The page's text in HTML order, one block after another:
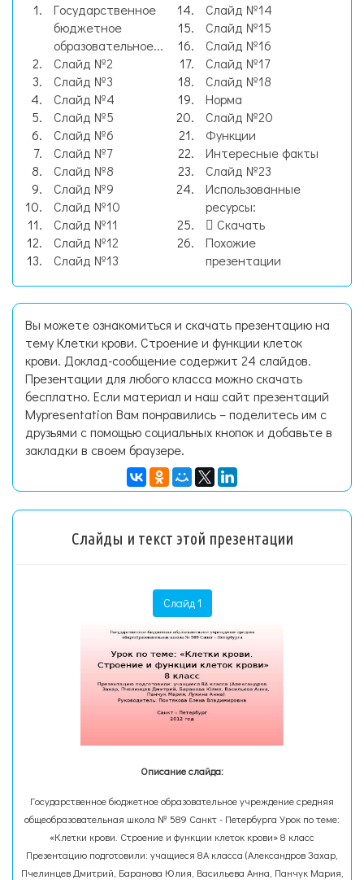
Государственное
бюджетное
образовательное...
Слайд №2
Слайд №3
Слайд №4
Слайд №5
Слайд №6
Слайд №7
Слайд №8
Слайд №9
Слайд №10
Слайд №11
Слайд №12
Слайд №13
Слайд №14
Слайд №15
Слайд №16
Слайд №17
Слайд №18
Норма
Слайд №20
Функции
Интересные факты
Слайд №23
Использованные
ресурсы:
Скачать
Похожие
презентации
Вы можете ознакомиться и скачать презентацию на
тему Клетки крови. Строение и функции клеток
крови. Доклад-сообщение содержит 24 слайдов.
Презентации для любого класса можно скачать
бесплатно. Если материал и наш сайт презентаций
Mypresentation Вам понравились – поделитесь им с
друзьями с помощью социальных кнопок и добавьте в
закладки в своем браузере.
Слайды и текст этой презентации
Слайд 1
Описание слайда:
Государственное бюджетное образовательное учреждение средняя
общеобразовательная школа № 589 Санкт - Петербурга Урок по теме:
«Клетки крови. Строение и функции клеток крови» 8 класс
Презентацию подготовили: учащиеся 8А класса (Александров Захар,
Пчелинцев Дмитрий, Баранова Юлия, Васильева Анна, Панчук Мария,